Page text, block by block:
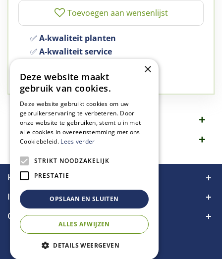
✅ A-kwaliteit planten
✅ A-kwaliteit service
✅Groen, dat is wat we doen
Omschrijving
Specificaties
Handige links
Informatie
Contact
×
Deze website maakt
gebruik van cookies.
Deze website gebruikt cookies om uw
gebruikerservaring te verbeteren. Door
onze website te gebruiken, stemt u in met
alle cookies in overeenstemming met ons
Cookiebeleid. Lees verder
STRIKT NOODZAKELIJK
PRESTATIE
OPSLAAN EN SLUITEN
ALLES AFWIJZEN
DETAILS WEERGEVEN